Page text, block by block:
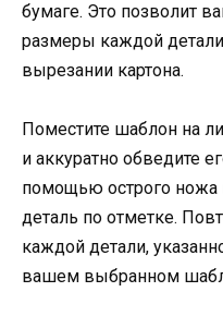
бумаге. Это позволит
размеры каждой
вырезании картона.
Поместите шаблон на
и аккуратно обведите
помощью острого
деталь по отметке.
каждой детали,
вашем выбранном